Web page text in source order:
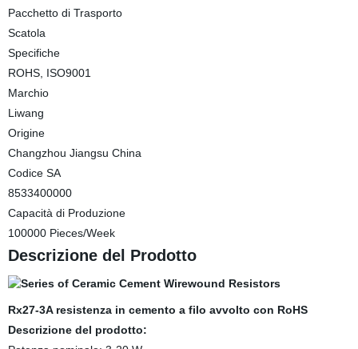
Pacchetto di Trasporto
Scatola
Specifiche
ROHS, ISO9001
Marchio
Liwang
Origine
Changzhou Jiangsu China
Codice SA
8533400000
Capacità di Produzione
100000 Pieces/Week
Descrizione del Prodotto
Rx27-3A resistenza in cemento a filo avvolto con RoHS
Descrizione del prodotto: